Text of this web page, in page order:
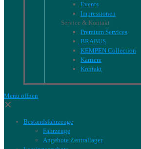
Events
Impressionen
Service & Kontakt
Premium Services
BRABUS
KEMPEN Collection
Karriere
Kontakt
Menu öffnen
✕
Bestandsfahrzeuge
Fahrzeuge
Angebote Zentrallager